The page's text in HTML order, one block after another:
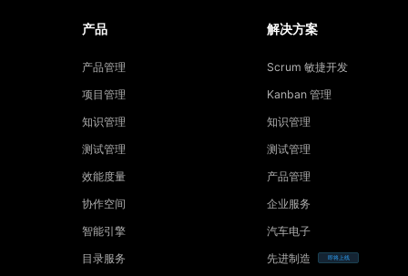
产品
产品管理
项目管理
知识管理
测试管理
效能度量
协作空间
智能引擎
目录服务
解决方案
Scrum 敏捷开发
Kanban 管理
知识管理
测试管理
产品管理
企业服务
汽车电子
先进制造
即将上线